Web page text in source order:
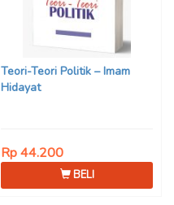
Teori-Teori Politik – Imam
Hidayat
Rp 44.200
BELI